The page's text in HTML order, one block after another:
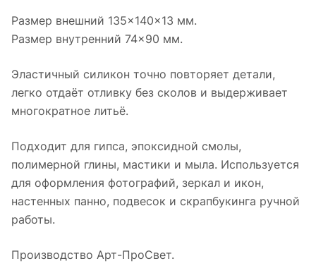
Размер внешний 135×140×13 мм.
Размер внутренний 74×90 мм.
Эластичный силикон точно повторяет детали,
легко отдаёт отливку без сколов и выдерживает
многократное литьё.
Подходит для гипса, эпоксидной смолы,
полимерной глины, мастики и мыла. Используется
для оформления фотографий, зеркал и икон,
настенных панно, подвесок и скрапбукинга ручной
работы.
Производство Арт-ПроСвет.